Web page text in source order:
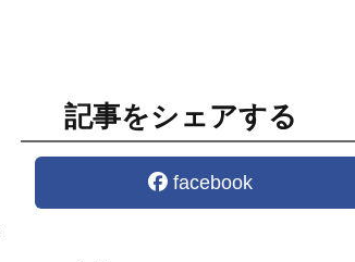
記事をシェアする
facebook